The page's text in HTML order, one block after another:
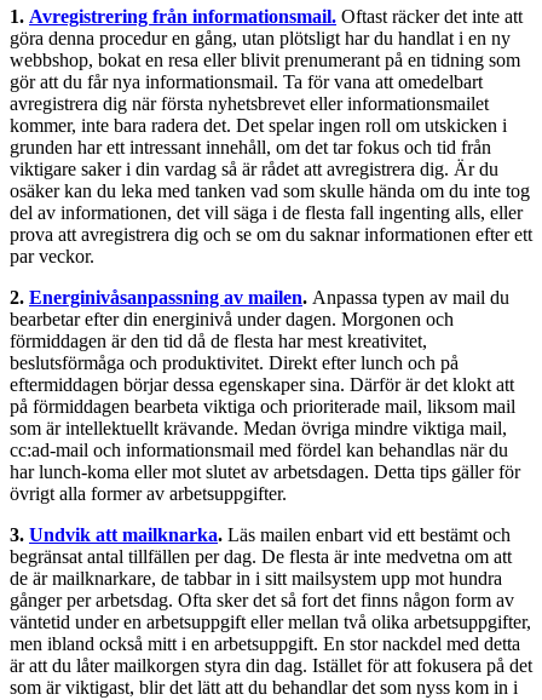
1. Avregistrering från informationsmail. Oftast räcker det inte att
göra denna procedur en gång, utan plötsligt har du handlat i en ny
webbshop, bokat en resa eller blivit prenumerant på en tidning som
gör att du får nya informationsmail. Ta för vana att omedelbart
avregistrera dig när första nyhetsbrevet eller informationsmailet
kommer, inte bara radera det. Det spelar ingen roll om utskicken i
grunden har ett intressant innehåll, om det tar fokus och tid från
viktigare saker i din vardag så är rådet att avregistrera dig. Är du
osäker kan du leka med tanken vad som skulle hända om du inte tog
del av informationen, det vill säga i de flesta fall ingenting alls, eller
prova att avregistrera dig och se om du saknar informationen efter ett
par veckor.
2. Energinivåsanpassning av mailen. Anpassa typen av mail du
bearbetar efter din energinivå under dagen. Morgonen och
förmiddagen är den tid då de flesta har mest kreativitet,
beslutsförmåga och produktivitet. Direkt efter lunch och på
eftermiddagen börjar dessa egenskaper sina. Därför är det klokt att
på förmiddagen bearbeta viktiga och prioriterade mail, liksom mail
som är intellektuellt krävande. Medan övriga mindre viktiga mail,
cc:ad-mail och informationsmail med fördel kan behandlas när du
har lunch-koma eller mot slutet av arbetsdagen. Detta tips gäller för
övrigt alla former av arbetsuppgifter.
3. Undvik att mailknarka. Läs mailen enbart vid ett bestämt och
begränsat antal tillfällen per dag. De flesta är inte medvetna om att
de är mailknarkare, de tabbar in i sitt mailsystem upp mot hundra
gånger per arbetsdag. Ofta sker det så fort det finns någon form av
väntetid under en arbetsuppgift eller mellan två olika arbetsuppgifter,
men ibland också mitt i en arbetsuppgift. En stor nackdel med detta
är att du låter mailkorgen styra din dag. Istället för att fokusera på det
som är viktigast, blir det lätt att du behandlar det som nyss kom in i